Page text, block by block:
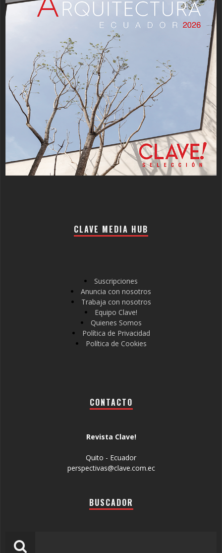
CLAVE MEDIA HUB
Suscripciones
Anuncia con nosotros
Trabaja con nosotros
Equipo Clave!
Quienes Somos
Política de Privacidad
Política de Cookies
CONTACTO
Revista Clave!
Quito - Ecuador
perspectivas@clave.com.ec
BUSCADOR